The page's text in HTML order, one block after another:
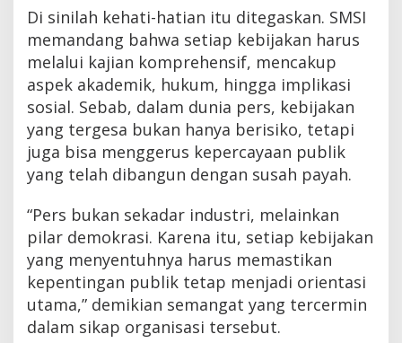
Di sinilah kehati-hatian itu ditegaskan. SMSI
memandang bahwa setiap kebijakan harus
melalui kajian komprehensif, mencakup
aspek akademik, hukum, hingga implikasi
sosial. Sebab, dalam dunia pers, kebijakan
yang tergesa bukan hanya berisiko, tetapi
juga bisa menggerus kepercayaan publik
yang telah dibangun dengan susah payah.
“Pers bukan sekadar industri, melainkan
pilar demokrasi. Karena itu, setiap kebijakan
yang menyentuhnya harus memastikan
kepentingan publik tetap menjadi orientasi
utama,” demikian semangat yang tercermin
dalam sikap organisasi tersebut.